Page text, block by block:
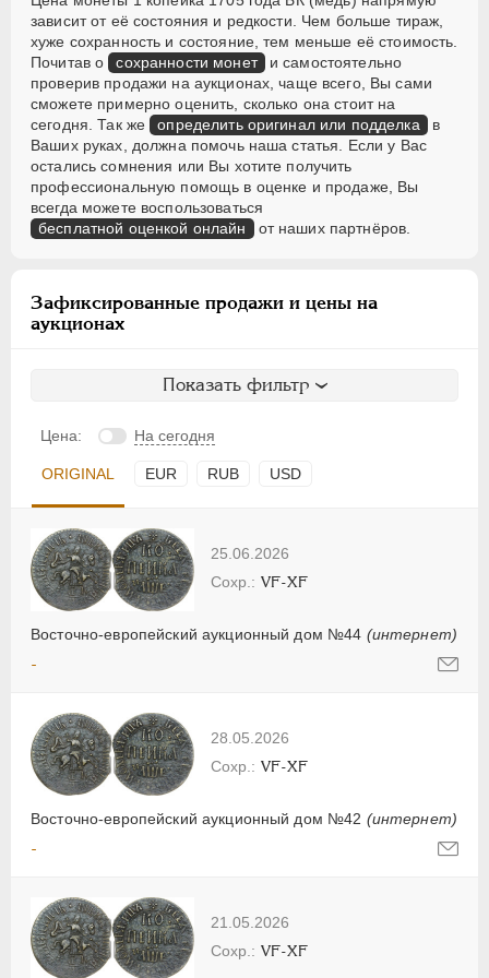
зависит от её состояния и редкости. Чем больше тираж,
хуже сохранность и состояние, тем меньше её стоимость.
Почитав о сохранности монет и самостоятельно
проверив продажи на аукционах, чаще всего, Вы сами
сможете примерно оценить, сколько она стоит на
сегодня. Так же определить оригинал или подделка в
Ваших руках, должна помочь наша статья. Если у Вас
остались сомнения или Вы хотите получить
профессиональную помощь в оценке и продаже, Вы
всегда можете воспользоваться
бесплатной оценкой онлайн от наших партнёров.
Зафиксированные продажи и цены на
аукционах
Показать фильтр
Цена: На сегодня
ORIGINAL EUR RUB USD
25.06.2026
Восточно-европейский аукционный дом №44 (интернет)
VF-XF
-
28.05.2026
Восточно-европейский аукционный дом №42 (интернет)
VF-XF
-
21.05.2026
VF-XF